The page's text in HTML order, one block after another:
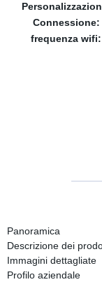
Connessione:
frequenza wifi:
Panoramica
Descrizione dei
Immagini dettagliate
Profilo aziendale